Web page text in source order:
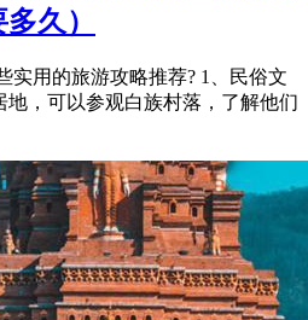
久）
实用的旅游攻略推荐? 1、民俗文
，可以参观白族村落，了解他们